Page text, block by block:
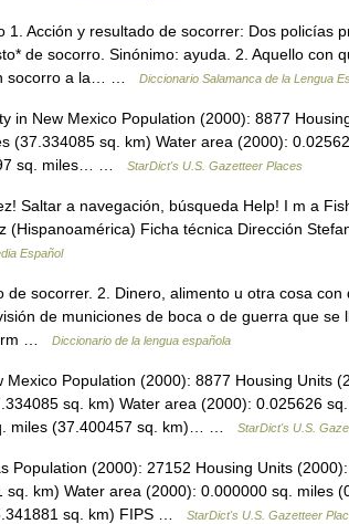
Acción y resultado de socorrer: Dos policías
de socorro. Sinónimo: ayuda. 2. Aquello con
socorro a la… …
Diccionario Salamanca de la Lengua
in New Mexico Population (2000): 8877
(37.334085 sq. km) Water area (2000):
sq. miles… …
StarDict's U.S. Gazetteer Places
Saltar a navegación, búsqueda Help! I m a
(Hispanoamérica) Ficha técnica Dirección
Español
socorrer. 2. Dinero, alimento u otra cosa con
de municiones de boca o de guerra que se
…
Diccionario de la lengua española
Population (2000): 8877 Housing Units
sq. km) Water area (2000): 0.025626
miles (37.400457 sq. km)… …
StarDict's U.S.
Population (2000): 27152 Housing Units
km) Water area (2000): 0.000000 sq. miles
sq. km) FIPS …
StarDict's U.S. Gazetteer